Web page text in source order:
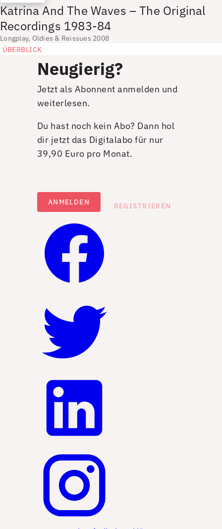
Katrina And The Waves – The Original
Recordings 1983-84
Longplay, Oldies & Reissues 2008
ÜBERBLICK
Neugierig?
Jetzt als Abonnent anmelden und
weiterlesen.
Du hast noch kein Abo? Dann hol
dir jetzt das Digitalabo für nur
39,90 Euro pro Monat.
ANMELDEN REGISTRIEREN